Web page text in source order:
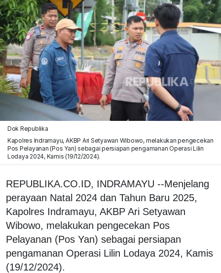
Dok Republika
Kapolres Indramayu, AKBP Ari Setyawan Wibowo, melakukan pengecekan
Pos Pelayanan (Pos Yan) sebagai persiapan pengamanan Operasi Lilin
Lodaya 2024, Kamis (19/12/2024).
REPUBLIKA.CO.ID, INDRAMAYU --Menjelang
perayaan Natal 2024 dan Tahun Baru 2025,
Kapolres Indramayu, AKBP Ari Setyawan
Wibowo, melakukan pengecekan Pos
Pelayanan (Pos Yan) sebagai persiapan
pengamanan Operasi Lilin Lodaya 2024, Kamis
(19/12/2024).